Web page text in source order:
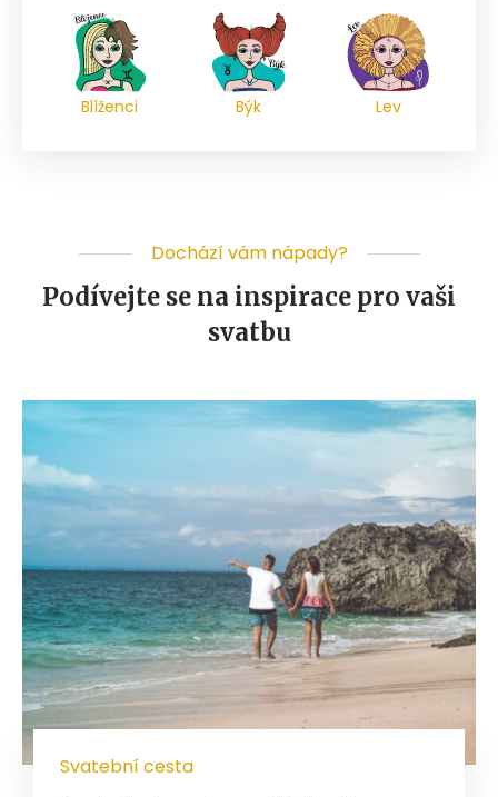
Blíženci Býk Lev
Dochází vám nápady?
Podívejte se na inspirace pro vaši
svatbu
Svatební cesta